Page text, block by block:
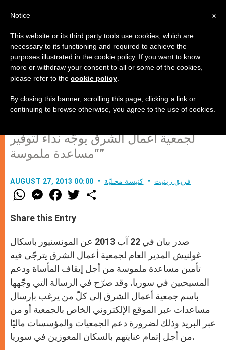
المسيحيون في سوريا ينزفون من
العوز!
لجمعية أعمال الشرق يوجّه نداءً لتوفير
“مساعدة ملموسة”
AUGUST 27, 2013 00:00 فريق زينيت كنيسة محليّة
W
h
t
s
p
p
M
e
s
e
e
r
F
a
e
b
k
w
r
Share this Entry
صدر بيان في 22 آب 2013 عن المونسنيور باسكال
غولنيش المدير العام لجمعية أعمال الشرق يترجّى فيه
تأمين مساعدة ملموسة من أجل إيقاف المأساة ودعم
المسيحيين في سوريا. وقد صرّح في الرسالة التي وجّهها
باسم جمعية أعمال الشرق إلى كلّ من يرغب بإرسال
مساعدات عبر الموقع الإلكتروني الخاص بالجمعية أو من
عبر البريد وذلك لضرورة دعم الجمعيات والمؤسسات ماليًا
من أجل إتمام عنايتهم بالسكان المعوزين في سوريا.
x
Notice
This website or its third party tools use cookies, which are
necessary to its functioning and required to achieve the
purposes illustrated in the cookie policy. If you want to know
more or withdraw your consent to all or some of the cookies,
please refer to the cookie policy
By closing this banner, scrolling this page, clicking a link or
continuing to browse otherwise, you agree to the use of cookies.